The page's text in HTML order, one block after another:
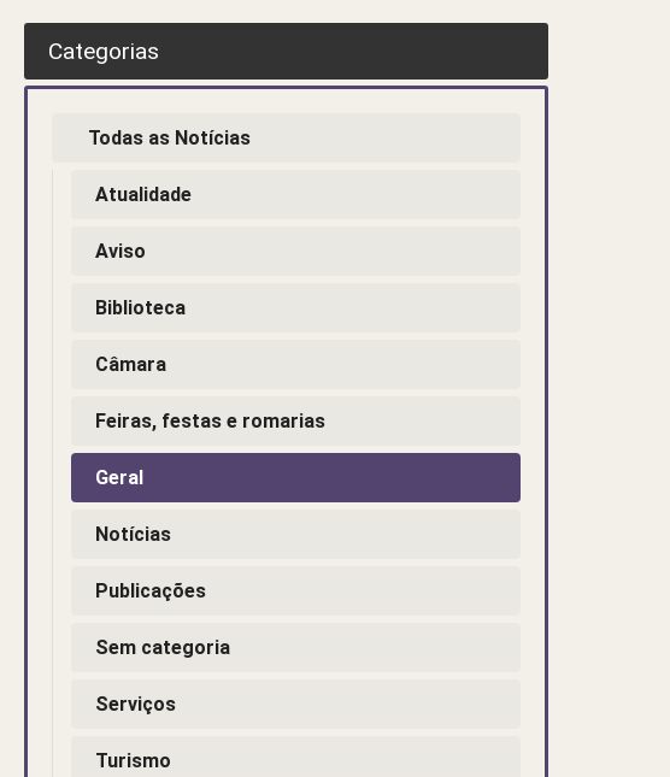
Categorias
Todas as Notícias
Atualidade
Aviso
Biblioteca
Câmara
Feiras, festas e romarias
Geral
Notícias
Publicações
Sem categoria
Serviços
Turismo